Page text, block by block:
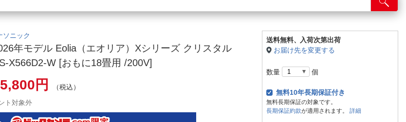
ランキングからさがす
カテゴリ一覧からさがす
お客様サポート
ご利用ガイド
ネット取り置き
店舗情報・店舗一覧
ソニック
年モデル Eolia（エオリア）Xシリーズ クリスタル
X566D2-W [おもに18畳用 /200V]
円
（税込）
ト対象外
送料無料、
入荷次第出荷
お届け先を変更する
数量 個
無料10年長期保証付き
無料長期保証の対象です。
長期保証約款が適用されます。 詳細